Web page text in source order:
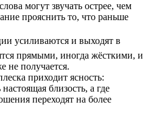
могут звучать острее, чем
прояснить то, что раньше
усиливаются и выходят в
прямыми, иногда жёсткими, и
не получается.
приходит ясность:
близость, а где
переходят на более